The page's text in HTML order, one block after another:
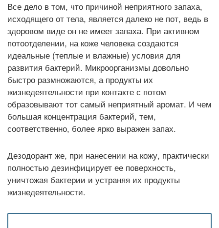
Все дело в том, что причиной неприятного запаха,
исходящего от тела, является далеко не пот, ведь в
здоровом виде он не имеет запаха. При активном
потоотделении, на коже человека создаются
идеальные (теплые и влажные) условия для
развития бактерий. Микроорганизмы довольно
быстро размножаются, а продукты их
жизнедеятельности при контакте с потом
образовывают тот самый неприятный аромат. И чем
большая концентрация бактерий, тем,
соответственно, более ярко выражен запах.
Дезодорант же, при нанесении на кожу, практически
полностью дезинфицирует ее поверхность,
уничтожая бактерии и устраняя их продукты
жизнедеятельности.